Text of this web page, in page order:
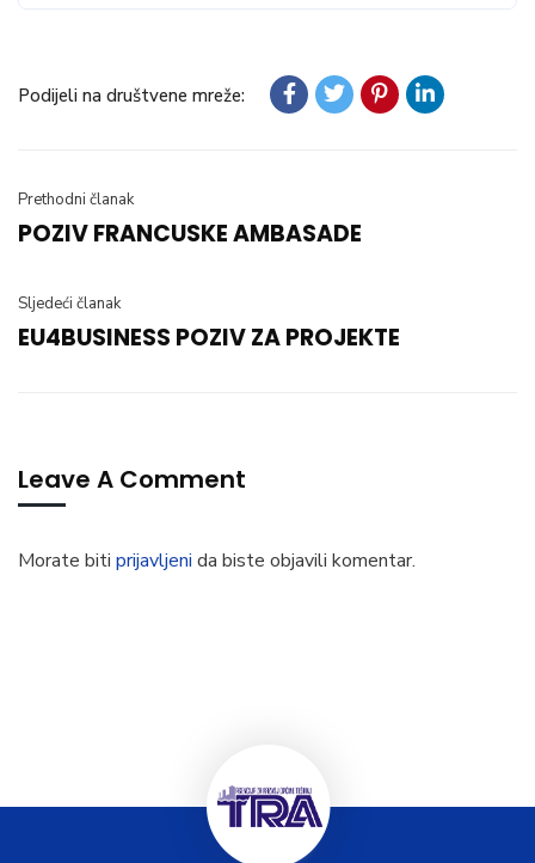
Podijeli na društvene mreže:
Prethodni članak
POZIV FRANCUSKE AMBASADE
Sljedeći članak
EU4BUSINESS POZIV ZA PROJEKTE
Leave A Comment
Morate biti prijavljeni da biste objavili komentar.